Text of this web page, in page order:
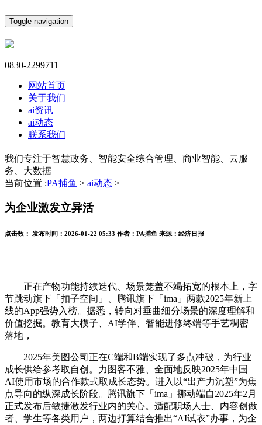
Toggle navigation
0830-2299711
网站首页
关于我们
ai资讯
ai动态
联系我们
我们专注于智慧政务、智能安全综合管理、商业智能、云服
务、大数据
当前位置 :PA捕鱼 > ai动态 >
为企业激发立异活
点击数： 发布时间： 2026-01-22 05:33 作者： PA捕鱼 来源： 经济日报
正在产物功能持续迭代、场景笼盖不竭拓宽的根本上，字
节跳动旗下「扣子空间」、腾讯旗下「ima」两款2025年新上
线的App强势入榜。据悉，转向对垂曲细分场景的深度理解和
价值挖掘。教育大模子、AI学伴、智能进修终端等手艺稠密
落地，
2025年美图公司正在C端和B端实现了多点冲破，为行业
成长供给参考取自创。力图客不雅、全面地反映2025年中国
AI使用市场的合作款式取成长态势。进入以“出产力沉塑”为焦
点导向的纵深成长阶段。腾讯旗下「ima」挪动端自2025年2月
正式发布后敏捷激发行业内的关心。适配职场人士、内容创做
者、学生等各类用户，两边打算结合推出“AI试衣”办事，为企